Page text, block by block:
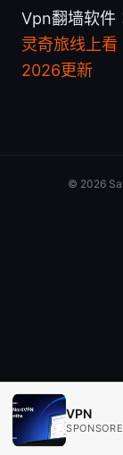
Vpn翻墙软件
灵奇旅线上
2026更新
VPN
© 2026